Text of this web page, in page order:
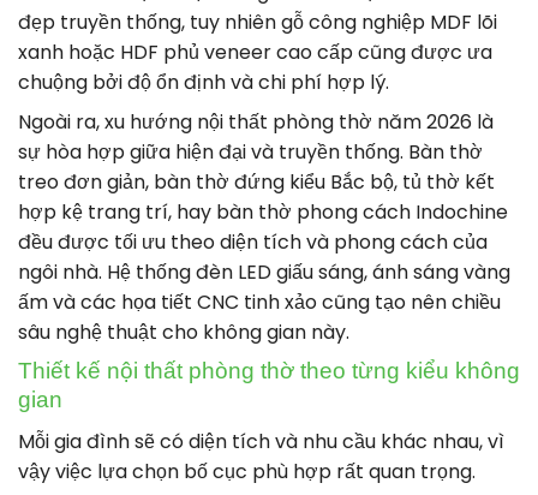
đẹp truyền thống, tuy nhiên gỗ công nghiệp MDF lõi
xanh hoặc HDF phủ veneer cao cấp cũng được ưa
chuộng bởi độ ổn định và chi phí hợp lý.
Ngoài ra, xu hướng nội thất phòng thờ năm 2026 là
sự hòa hợp giữa hiện đại và truyền thống. Bàn thờ
treo đơn giản, bàn thờ đứng kiểu Bắc bộ, tủ thờ kết
hợp kệ trang trí, hay bàn thờ phong cách Indochine
đều được tối ưu theo diện tích và phong cách của
ngôi nhà. Hệ thống đèn LED giấu sáng, ánh sáng vàng
ấm và các họa tiết CNC tinh xảo cũng tạo nên chiều
sâu nghệ thuật cho không gian này.
Thiết kế nội thất phòng thờ theo từng kiểu không
gian
Mỗi gia đình sẽ có diện tích và nhu cầu khác nhau, vì
vậy việc lựa chọn bố cục phù hợp rất quan trọng.